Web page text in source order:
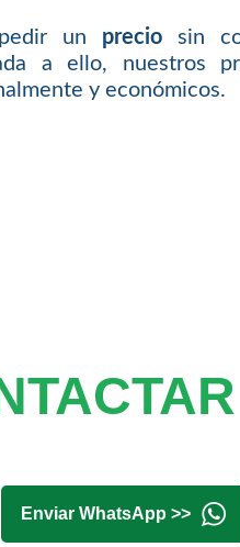
un preciosin
a ello, nuestros
y económicos.
Enviar WhatsApp >>